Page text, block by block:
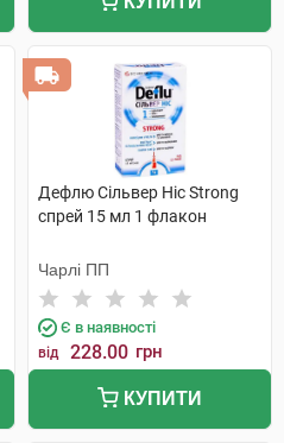
Дефлю Сільвер Ніс Strong
спрей 15 мл 1 флакон
Чарлі ПП
Є в наявності
від 228.00 грн
КУПИТИ